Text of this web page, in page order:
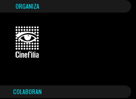
ORGANIZA
COLABORAN